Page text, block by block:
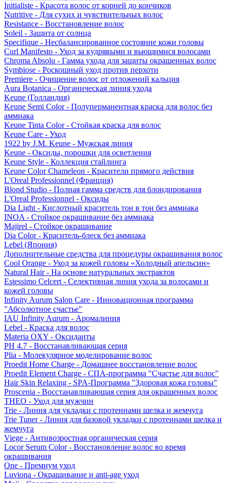
Initialiste - Красота волос от корней до кончиков
Nutritive - Для сухих и чувствительных волос
Resistance - Восстановление волос
Soleil - Защита от солнца
Specifique - Несбалансированное состояние кожи головы
Curl Manifesto - Уход за кудрявыми и вьющимися волосами
Chroma Absolu - Гамма ухода для защиты окрашенных волос
Symbiose - Роскошный уход против перхоти
Premiere - Очищение волос от отложений кальция
Aura Botanica - Органическая линия ухода
Keune (Голландия)
Keune Semi Color - Полуперманентная краска для волос без
аммиака
Keune Tinta Color - Стойкая краска для волос
Keune Care - Уход
1922 by J.M. Keune - Мужская линия
Keune - Оксиды, порошки для осветления
Keune Style - Коллекция стайлинга
Keune Color Chameleon - Красители прямого действия
L'Oreal Professionnel (Франция)
Blond Studio - Полная гамма средств для блондирования
L'Oreal Professionnel - Оксиды
Dia Light - Кислотный краситель тон в тон без аммиака
INOA - Стойкое окрашивание без аммиака
Majirel - Стойкое окрашивание
Dia Color - Краситель-блеск без аммиака
Lebel (Япония)
Дополнительные средства для процедуры окрашивания волос
Cool Orange - Уход за кожей головы «Холодный апельсин»
Natural Hair - На основе натуральных экстрактов
Estessimo Celcert - Селективная линия ухода за волосами и
кожей головы
Infinity Aurum Salon Care - Инновационная программа
"Абсолютное счастье"
IAU Infinity Aurum - Аромалиния
Lebel - Краска для волос
Materia OXY - Оксиданты
PH 4.7 - Восстанавливающая серия
Plia - Молекулярное моделирование волос
Proedit Home Charge - Домашнее восстановление волос
Proedit Element Charge - СПА-программа "Счастье для волос"
Hair Skin Relaxing - SPA-Программа "Здоровая кожа головы"
Proscenia - Восстанавливающая серия для окрашенных волос
THEO - Уход для мужчин
Trie - Линия для укладки с протеинами шелка и жемчуга
Trie Tuner - Линия для базовой укладки с протеинами шелка и
жемчуга
Viege - Антивозростная органическая серия
Locor Serum Color - Восстановление волос во время
окрашивания
One - Премиум уход
Luviona - Окрашивание и anti-age уход